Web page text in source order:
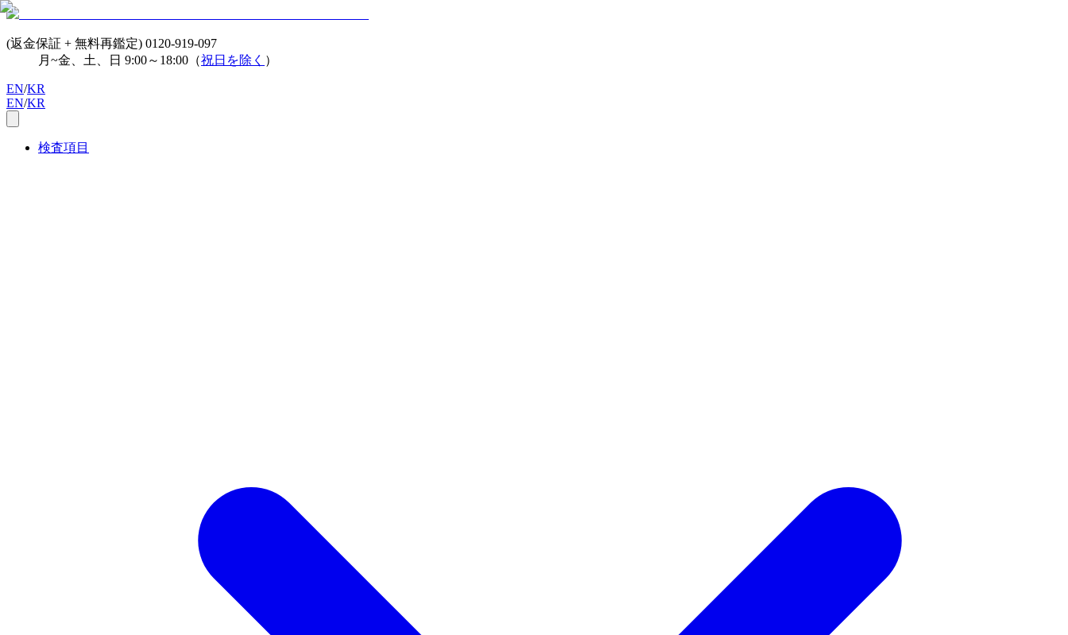
(返金保証 + 無料再鑑定) 0120-919-097
月~金、土、日 9:00～18:00（祝日を除く ）
EN/KR
EN/KR
検査項目